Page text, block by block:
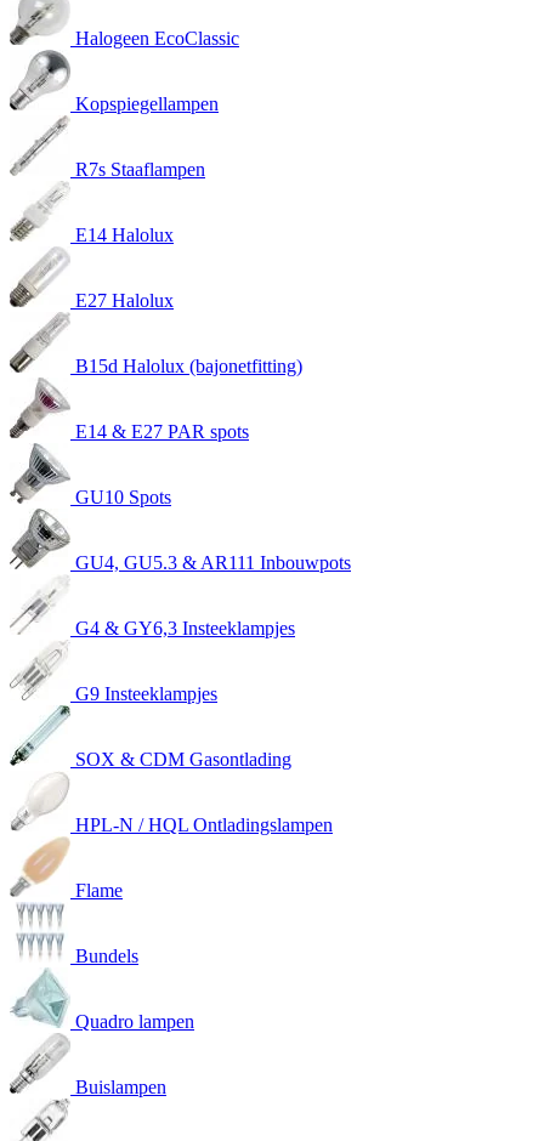
Halogeen EcoClassic
Kopspiegellampen
R7s Staaflampen
E14 Halolux
E27 Halolux
B15d Halolux (bajonetfitting)
E14 & E27 PAR spots
GU10 Spots
GU4, GU5.3 & AR111 Inbouwpots
G4 & GY6,3 Insteeklampjes
G9 Insteeklampjes
SOX & CDM Gasontlading
HPL-N / HQL Ontladingslampen
Flame
Bundels
Quadro lampen
Buislampen